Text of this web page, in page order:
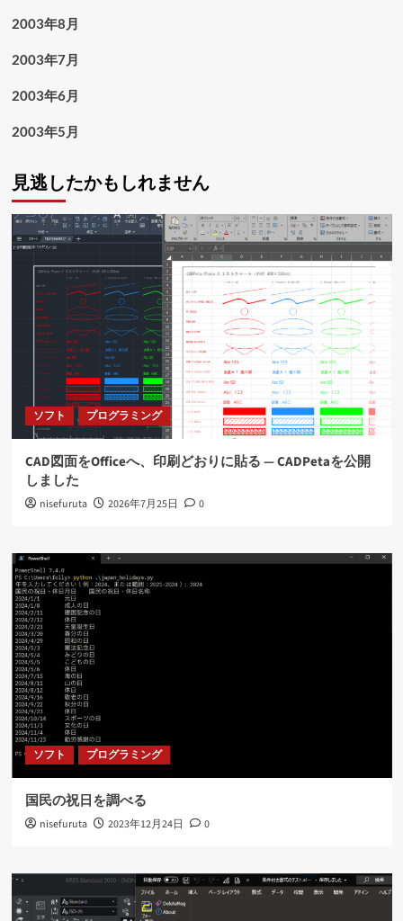
2003年8月
2003年7月
2003年6月
2003年5月
見逃したかもしれません
ソフト プログラミング
CAD図面をOfficeへ、印刷どおりに貼る ― CADPetaを公開
しました
nisefuruta 2026年7月25日 0
ソフト プログラミング
国民の祝日を調べる
nisefuruta 2023年12月24日 0